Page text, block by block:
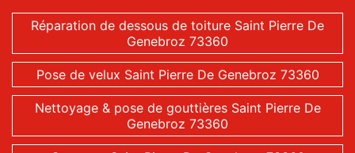
Réparation de dessous de toiture Saint Pierre De
Genebroz 73360
Pose de velux Saint Pierre De Genebroz 73360
Nettoyage & pose de gouttières Saint Pierre De
Genebroz 73360